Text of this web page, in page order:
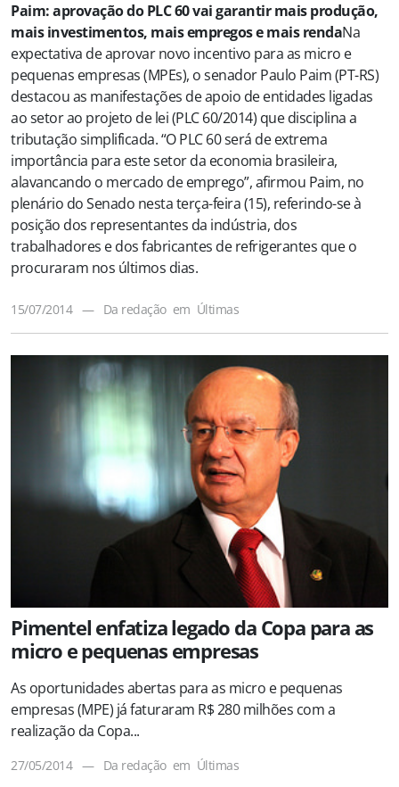
Paim: aprovação do PLC 60 vai garantir mais produção,
mais investimentos, mais empregos e mais rendaNa
expectativa de aprovar novo incentivo para as micro e
pequenas empresas (MPEs), o senador Paulo Paim (PT-RS)
destacou as manifestações de apoio de entidades ligadas
ao setor ao projeto de lei (PLC 60/2014) que disciplina a
tributação simplificada. “O PLC 60 será de extrema
importância para este setor da economia brasileira,
alavancando o mercado de emprego”, afirmou Paim, no
plenário do Senado nesta terça-feira (15), referindo-se à
posição dos representantes da indústria, dos
trabalhadores e dos fabricantes de refrigerantes que o
procuraram nos últimos dias.
15/07/2014 — Da redação em Últimas
Pimentel enfatiza legado da Copa para as
micro e pequenas empresas
As oportunidades abertas para as micro e pequenas
empresas (MPE) já faturaram R$ 280 milhões com a
realização da Copa...
27/05/2014 — Da redação em Últimas